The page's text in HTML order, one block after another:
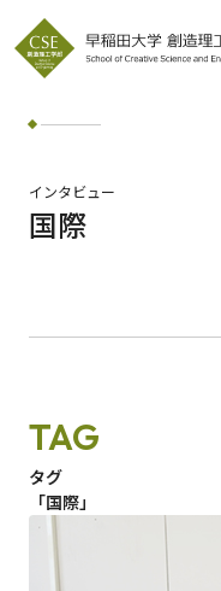
トップ
創造理工学部とは
学科・専攻
インタビュー
ワード検索
インタビュー
国際
TAG
タグ
「国際」